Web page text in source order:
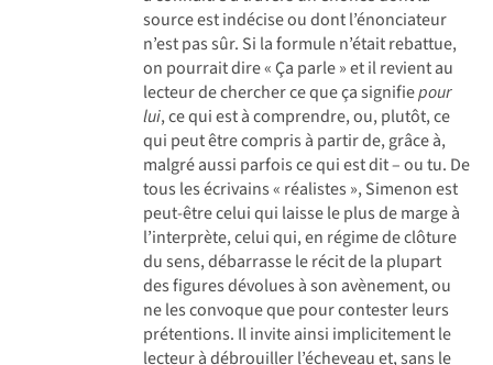
source est indécise ou dont l’énonciateur
n’est pas sûr. Si la formule n’était rebattue,
on pourrait dire « Ça parle » et il revient au
lecteur de chercher ce que ça signifiepour
lui, ce qui est à comprendre, ou, plutôt, ce
qui peut être compris à partir de, grâce à,
malgré aussi parfois ce qui est dit – ou tu. De
tous les écrivains « réalistes », Simenon est
peut-être celui qui laisse le plus de marge à
l’interprète, celui qui, en régime de clôture
du sens, débarrasse le récit de la plupart
des figures dévolues à son avènement, ou
ne les convoque que pour contester leurs
prétentions. Il invite ainsi implicitement le
lecteur à débrouiller l’écheveau et, sans le